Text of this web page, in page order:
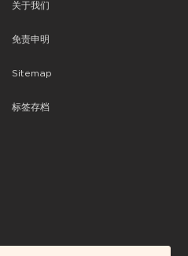
关于我们
免责申明
Sitemap
标签存档